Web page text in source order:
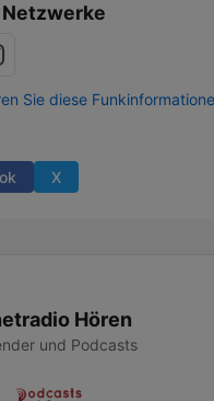
Sie diese
X
Hören
und Podcasts